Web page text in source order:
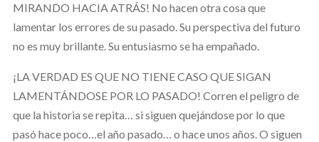
MIRANDO HACIA ATRÁS! No hacen otra cosa que
lamentar los errores de su pasado. Su perspectiva del futuro
no es muy brillante. Su entusiasmo se ha empañado.
¡LA VERDAD ES QUE NO TIENE CASO QUE SIGAN
LAMENTÁNDOSE POR LO PASADO! Corren el peligro de
que la historia se repita… si siguen quejándose por lo que
pasó hace poco…el año pasado… o hace unos años. O siguen